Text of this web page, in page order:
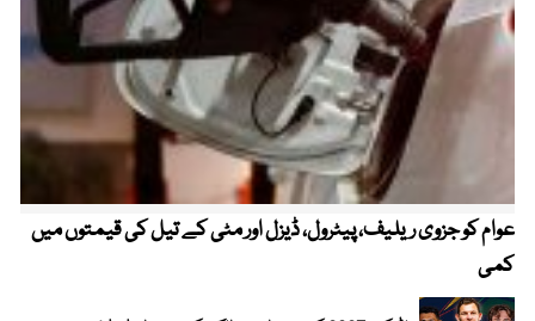
عوام کو جزوی ریلیف، پیٹرول، ڈیزل اور مٹی کے تیل کی قیمتوں میں
کمی